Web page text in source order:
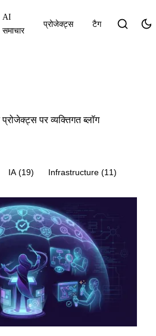
AI
समाचार
प्रोजेक्ट्स टैग
पर व्यक्तिगत ब्लॉग
IA (19)
Infrastructure (11)